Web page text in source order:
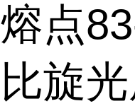
熔点
比旋